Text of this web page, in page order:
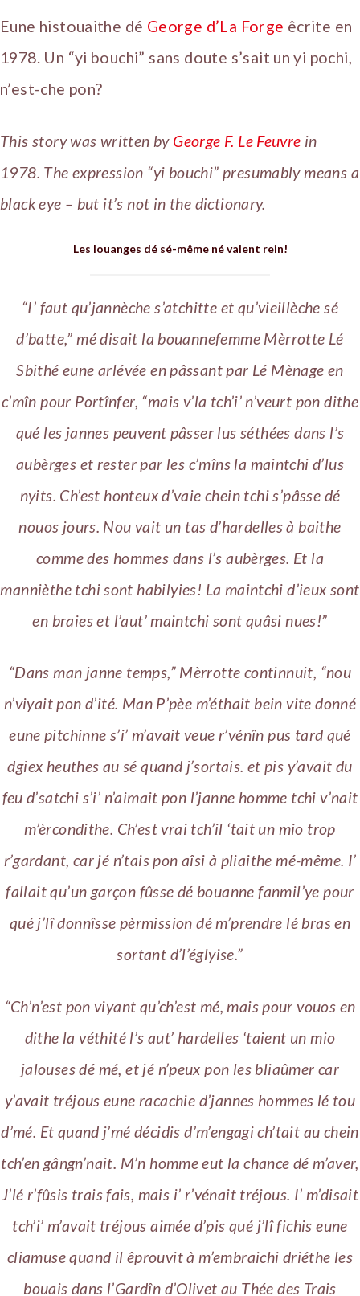
Eune histouaithe dé George d’La Forge êcrite en
1978. Un “yi bouchi” sans doute s’sait un yi pochi,
n’est-che pon?
This story was written by George F. Le Feuvre in
1978. The expression “yi bouchi” presumably means a
black eye – but it’s not in the dictionary.
Les louanges dé sé-même né valent rein!
“I’ faut qu’jannèche s’atchitte et qu’vieillèche sé
d’batte,” mé disait la bouannefemme Mèrrotte Lé
Sbithé eune arlévée en pâssant par Lé Mènage en
c’mîn pour Portînfer, “mais v’la tch’i’ n’veurt pon dithe
qué les jannes peuvent pâsser lus séthées dans l’s
aubèrges et rester par les c’mîns la maintchi d’lus
nyits. Ch’est honteux d’vaie chein tchi s’pâsse dé
nouos jours. Nou vait un tas d’hardelles à baithe
comme des hommes dans l’s aubèrges. Et la
mannièthe tchi sont habilyies! La maintchi d’ieux sont
en braies et l’aut’ maintchi sont quâsi nues!”
“Dans man janne temps,” Mèrrotte continnuit, “nou
n’viyait pon d’ité. Man P’pèe m’éthait bein vite donné
eune pitchinne s’i’ m’avait veue r’vénîn pus tard qué
dgiex heuthes au sé quand j’sortais. et pis y’avait du
feu d’satchi s’i’ n’aimait pon l’janne homme tchi v’nait
m’èrcondithe. Ch’est vrai tch’il ‘tait un mio trop
r’gardant, car jé n’tais pon aîsi à pliaithe mé-même. I’
fallait qu’un garçon fûsse dé bouanne fanmil’ye pour
qué j’lî donnîsse pèrmission dé m’prendre lé bras en
sortant d’l’églyise.”
“Ch’n’est pon viyant qu’ch’est mé, mais pour vouos en
dithe la véthité l’s aut’ hardelles ‘taient un mio
jalouses dé mé, et jé n’peux pon les bliaûmer car
y’avait tréjous eune racachie d’jannes hommes lé tou
d’mé. Et quand j’mé décidis d’m’engagi ch’tait au chein
tch’en gângn’nait. M’n homme eut la chance dé m’aver,
J’lé r’fûsis trais fais, mais i’ r’vénait tréjous. I’ m’disait
tch’i’ m’avait tréjous aimée d’pis qué j’lî fichis eune
cliamuse quand il êprouvit à m’embraichi driéthe les
bouais dans l’Gardîn d’Olivet au Thée des Trais